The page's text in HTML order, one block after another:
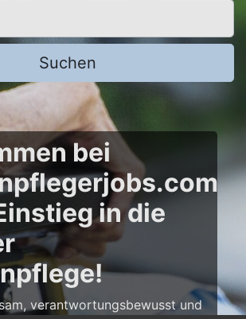
Suchen
bei
in die
verantwortungsbewusst und